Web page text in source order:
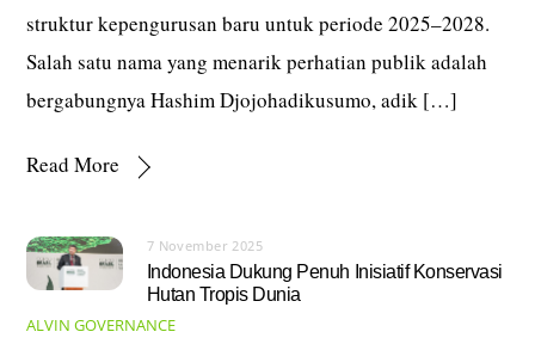
struktur kepengurusan baru untuk periode 2025–2028.
Salah satu nama yang menarik perhatian publik adalah
bergabungnya Hashim Djojohadikusumo, adik […]
Read More
7 November 2025
Indonesia Dukung Penuh Inisiatif Konservasi
Hutan Tropis Dunia
ALVIN GOVERNANCE